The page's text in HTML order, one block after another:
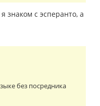
знаком с эсперанто, а
без посредника